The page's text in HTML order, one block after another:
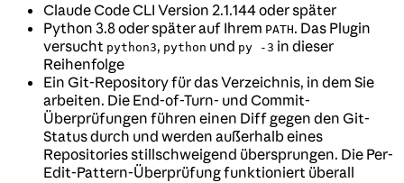
Claude Code CLI Version 2.1.144 oder später
Python 3.8 oder später auf Ihrem PATH. Das Plugin
versucht python3, python und py -3 in dieser
Reihenfolge
Ein Git-Repository für das Verzeichnis, in dem Sie
arbeiten. Die End-of-Turn- und Commit-
Überprüfungen führen einen Diff gegen den Git-
Status durch und werden außerhalb eines
Repositories stillschweigend übersprungen. Die Per-
Edit-Pattern-Überprüfung funktioniert überall